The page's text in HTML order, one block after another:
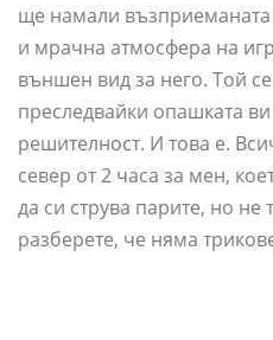
ще намали възприеманата
и мрачна атмосфера на
външен вид за него. Той
преследвайки опашката
решителност. И това е.
север от 2 часа за мен,
да си струва парите, но не
разберете, че няма